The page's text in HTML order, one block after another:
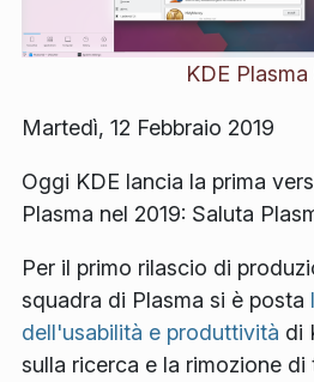
KDE Plasma
Martedì, 12 Febbraio 2019
Oggi KDE lancia la prima
Plasma nel 2019: Saluta
Per il primo rilascio di
squadra di Plasma si è posta
dell'usabilità e produttività di
sulla ricerca e la rimozione